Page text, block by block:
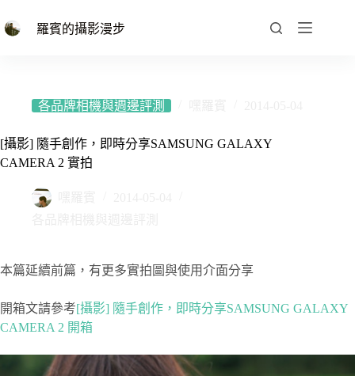
至
羅賓的攝影漫步
各品牌相機與週邊評測
[攝影] 隨手創作，即時分享SAMSUNG GALAXY
CAMERA 2 實拍
本篇延續前篇，有更多實拍圖與使用介面分享
開箱文請參考[攝影] 隨手創作，即時分享SAMSUNG GALAXY
CAMERA 2 開箱